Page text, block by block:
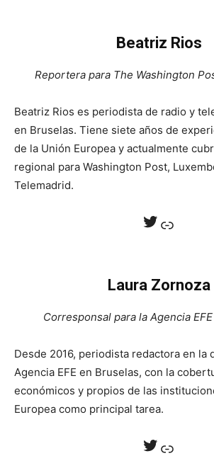
Beatriz Rios
Reportera para The Washington
Beatriz Rios es periodista de radio y
en Bruselas. Tiene siete años de
de la Unión Europea y actualmente
regional para Washington Post,
Telemadrid.
Twitter
Enlace
Laura Zornoza
Corresponsal para la Agencia
Desde 2016, periodista redactora en la
Agencia EFE en Bruselas, con la
económicos y propios de las
Europea como principal tarea.
Twitter
Enlace